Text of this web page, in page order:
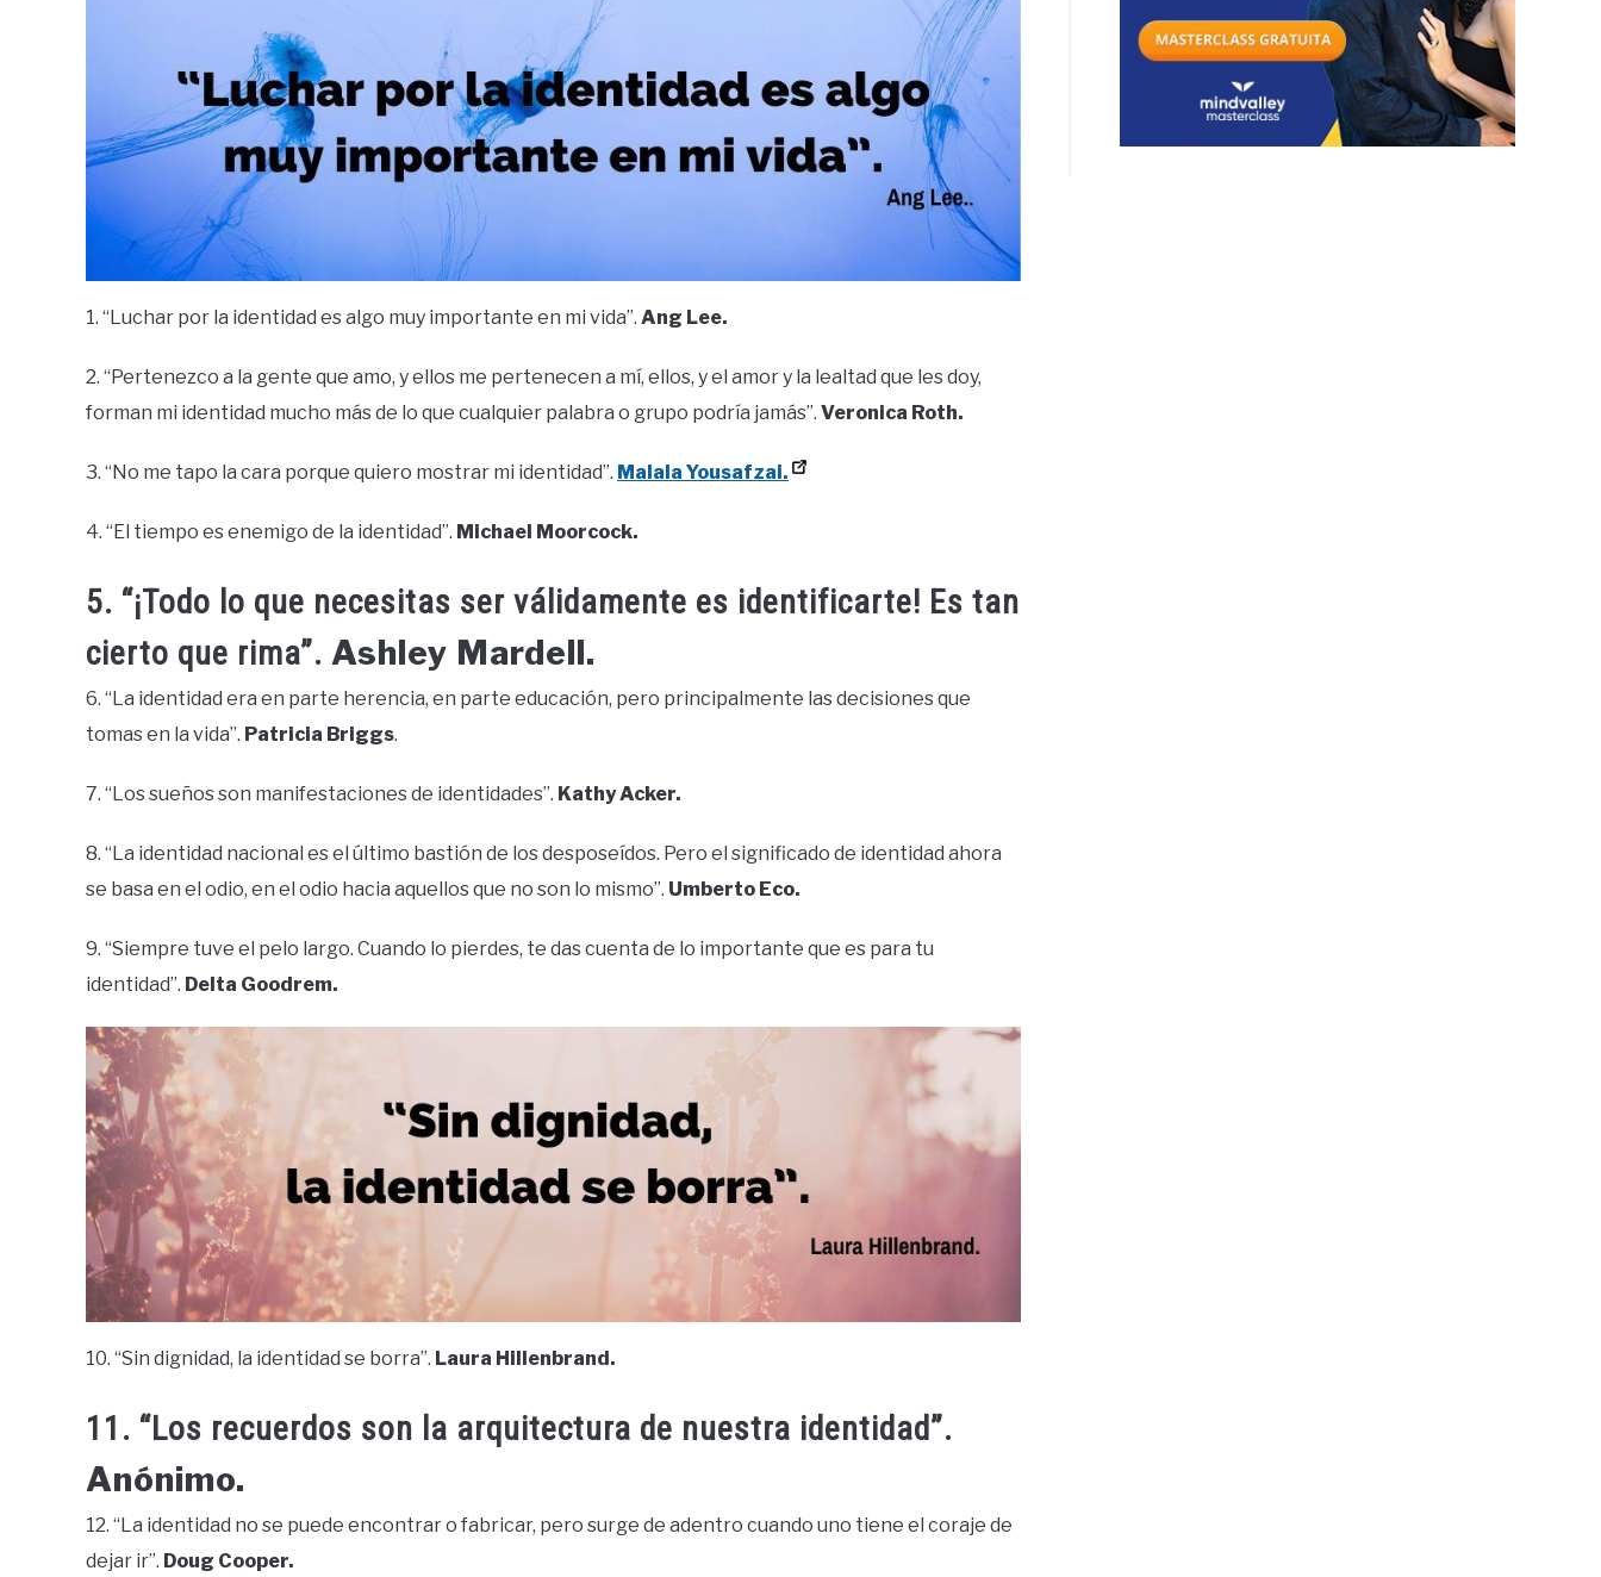
1. “Luchar por la identidad es algo muy importante en mi vida”. Ang Lee.
2. “Pertenezco a la gente que amo, y ellos me pertenecen a mí, ellos, y el amor y la lealtad que les doy,
forman mi identidad mucho más de lo que cualquier palabra o grupo podría jamás”. Veronica Roth.
3. “No me tapo la cara porque quiero mostrar mi identidad”. Malala Yousafzai.
4. “El tiempo es enemigo de la identidad”. Michael Moorcock.
5. “¡Todo lo que necesitas ser válidamente es identificarte! Es tan
cierto que rima”. Ashley Mardell.
6. “La identidad era en parte herencia, en parte educación, pero principalmente las decisiones que
tomas en la vida”. Patricia Briggs.
7. “Los sueños son manifestaciones de identidades”. Kathy Acker.
8. “La identidad nacional es el último bastión de los desposeídos. Pero el significado de identidad ahora
se basa en el odio, en el odio hacia aquellos que no son lo mismo”. Umberto Eco.
9. “Siempre tuve el pelo largo. Cuando lo pierdes, te das cuenta de lo importante que es para tu
identidad”. Delta Goodrem.
10. “Sin dignidad, la identidad se borra”. Laura Hillenbrand.
11. “Los recuerdos son la arquitectura de nuestra identidad”.
Anónimo.
12. “La identidad no se puede encontrar o fabricar, pero surge de adentro cuando uno tiene el coraje de
dejar ir”. Doug Cooper.